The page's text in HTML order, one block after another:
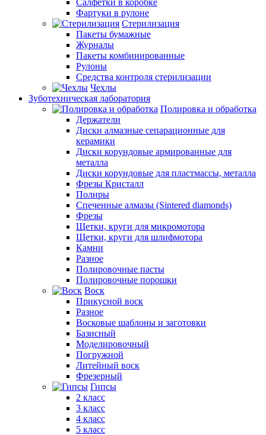
Салфетки в коробке
Фартуки в рулоне
Стерилизация
Пакеты бумажные
Журналы
Пакеты комбинированные
Рулоны
Средства контроля стерилизации
Чехлы
Зуботехническая лаборатория
Полировка и обработка
Держатели
Диски алмазные сепарационные для
керамики
Диски корундовые армированные для
металла
Диски корундовые для пластмассы, металла
Фрезы Кристалл
Полиры
Спеченные алмазы (Sintered diamonds)
Фрезы
Щетки, круги для микромотора
Щетки, круги для шлифмотора
Камни
Разное
Полировочные пасты
Полировочные порошки
Воск
Прикусной воск
Разное
Восковые шаблоны и заготовки
Базисный
Моделировочный
Погружной
Литейный воск
Фрезерный
Гипсы
2 класс
3 класс
4 класс
5 класс